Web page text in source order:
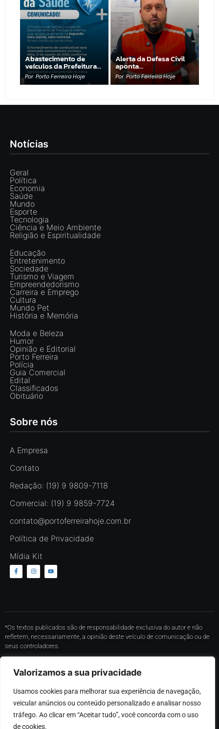
Valorizamos a sua privacidade
Usamos cookies para melhorar sua experiência de navegação,
veicular anúncios ou conteúdo personalizado e analisar nosso
tráfego. Ao clicar em “Aceitar tudo”, você concorda com o uso
de cookies.
Abastecimento de
veículos da Prefeitura…
Por Porto Ferreira Hoje
Alerta da Defesa Civil
aponta…
Por Porto Ferreira Hoje
Notícias
Geral
Política
Economia
Saúde
Mundo
Esporte
Tecnologia
Ciência e Meio Ambiente
Religião e Espiritualidade
Educação
Entretenimento
Sociedade
Turismo e Viagem
Empreendedorismo
Carreira e Emprego
Cultura
Mundo Pet
História e Memória
Moda e Beleza
Humor
Opinião e Editorial
Porto Ferreira
Polícia
Guia Comercial
Edital
Classificados
Obituário
Sobre nós
A Empresa
Contato
Redação: (19) 9 9809-7118
Comercial: (19) 9 9859-7724
contato@portoferreirahoje.com.br
Política de Privacidade
Mídia Kit
*Os textos publicados são de responsabilidade exclusiva do autor e não
refletem, necessariamente, a opinião deste veículo de comunicação ou de
seus controladores.
Nos reservamos ao direito de reprovar ou eliminar comentários em
*Proibida a reprodução total ou parcial, cópia ou distribuição do conteúdo,
sem autorização expressa por parte desse portal.